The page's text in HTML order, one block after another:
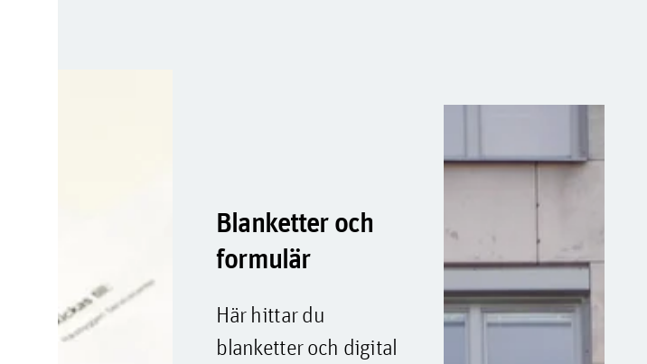
Blanketter och
formulär
Här hittar du
blanketter och digital